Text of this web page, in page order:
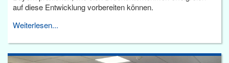
auf diese Entwicklung vorbereiten können.
Weiterlesen...